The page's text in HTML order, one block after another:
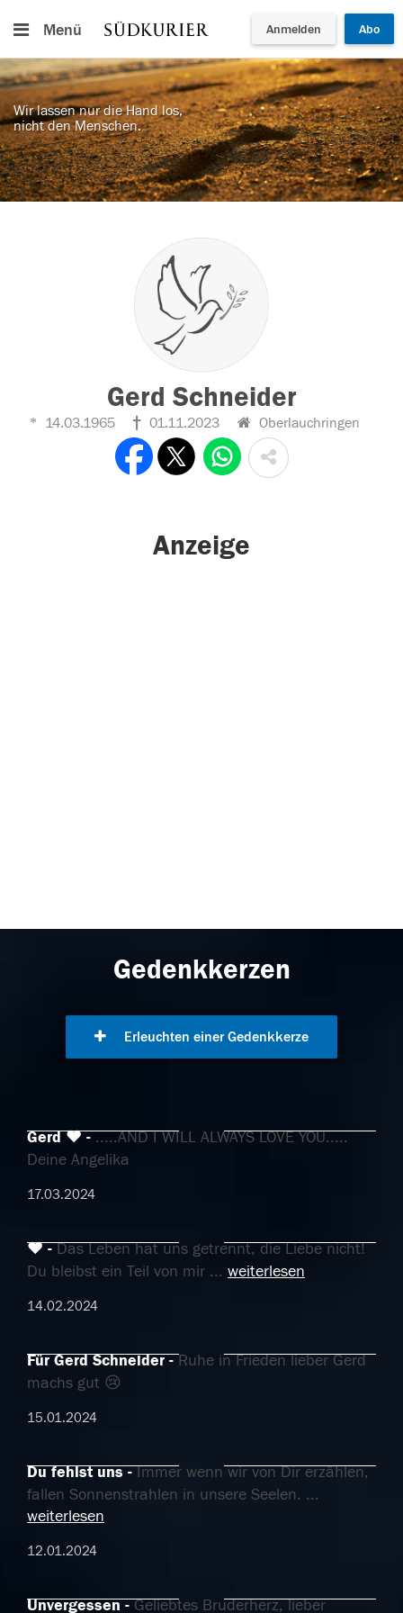
Menü Anmelden Abo
Wir lassen nur die Hand los,
nicht den Menschen.
Gerd Schneider
14.03.1965 01.11.2023 Oberlauchringen
Anzeige
Gedenkkerzen
Erleuchten einer Gedenkkerze
Gerd ❤️
.....AND I WILL ALWAYS LOVE YOU.....
Deine Angelika
17.03.2024
❤️
Das Leben hat uns getrennt, die Liebe nicht!
Du bleibst ein Teil von mir ... weiterlesen
14.02.2024
Für Gerd Schneider
Ruhe in Frieden lieber Gerd
machs gut 😢
15.01.2024
Du fehlst uns
Immer wenn wir von Dir erzählen,
fallen Sonnenstrahlen in unsere Seelen. ...
weiterlesen
12.01.2024
Unvergessen Geliebtes Bruderherz, lieber